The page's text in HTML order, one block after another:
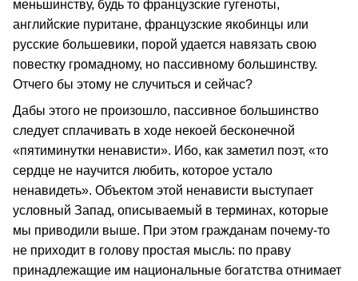
меньшинству, будь то французские гугеноты,
английские пуритане, французские якобинцы или
русские большевики, порой удается навязать свою
повестку громадному, но пассивному большинству.
Отчего бы этому не случиться и сейчас?
Дабы этого не произошло, пассивное большинство
следует сплачивать в ходе некоей бесконечной
«пятиминутки ненависти». Ибо, как заметил поэт, «то
сердце не научится любить, которое устало
ненавидеть». Объектом этой ненависти выступает
условный Запад, описываемый в терминах, которые
мы приводили выше. При этом гражданам почему‑то
не приходит в голову простая мысль: по праву
принадлежащие им национальные богатства отнимает